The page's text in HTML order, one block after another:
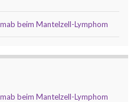
beim Mantelzell-Lymphom
beim Mantelzell-Lymphom